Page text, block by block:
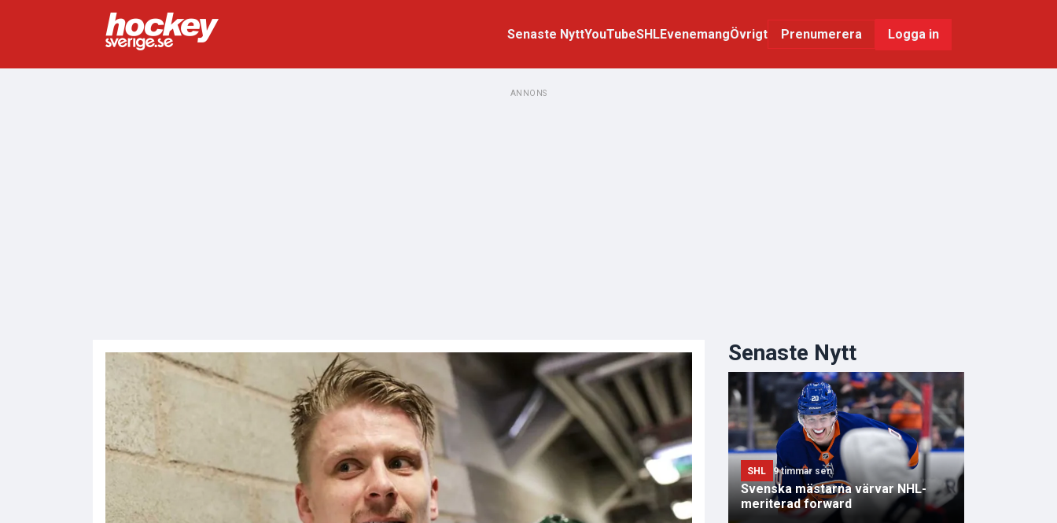
Senaste NyttYouTubeSHLEvenemangÖvrigt Prenumerera Logga in
ANNONS
Senaste Nytt
SHL 9 timmar sen
Svenska mästarna värvar NHL-
meriterad forward